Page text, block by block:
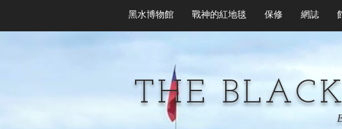
黑水博物館 戰神的紅地毯 保修 網誌
THE